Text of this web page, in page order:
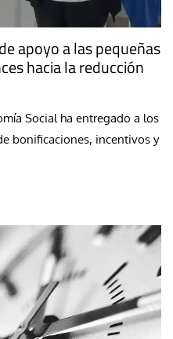
apoyo a las pequeñas
hacia la reducción
Social ha entregado a los
bonificaciones, incentivos y